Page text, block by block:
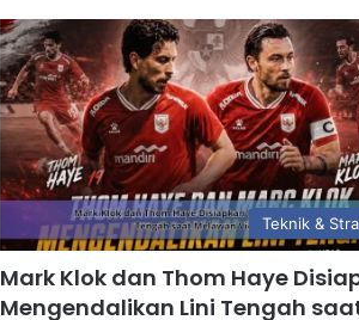
Teknik &
Mark Klok dan Thom Haye
Mengendalikan Lini Tengah